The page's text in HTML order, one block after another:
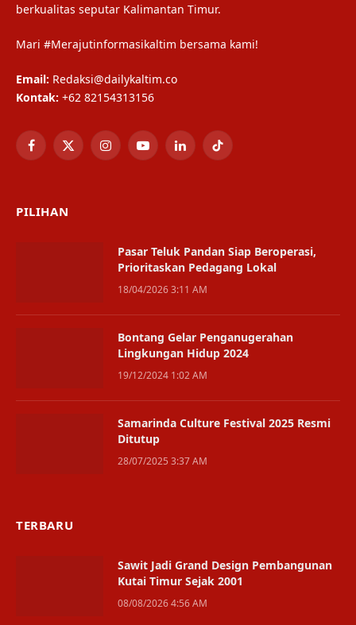
berkualitas seputar Kalimantan Timur.
Mari #Merajutinformasikaltim bersama kami!
Email: Redaksi@dailykaltim.co
Kontak: +62 82154313156
Facebook
X
InstagramYouTubeLinkedInTikTok
PILIHAN
Pasar Teluk Pandan Siap Beroperasi,
Prioritaskan Pedagang Lokal
18/04/2026 3:11 AM
Bontang Gelar Penganugerahan
Lingkungan Hidup 2024
19/12/2024 1:02 AM
Samarinda Culture Festival 2025 Resmi
Ditutup
28/07/2025 3:37 AM
TERBARU
Sawit Jadi Grand Design Pembangunan
Kutai Timur Sejak 2001
08/08/2026 4:56 AM